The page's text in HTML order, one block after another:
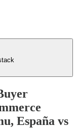
España vs